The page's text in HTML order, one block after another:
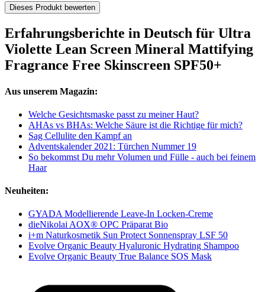
Dieses Produkt bewerten
Erfahrungsberichte in Deutsch für Ultra
Violette Lean Screen Mineral Mattifying
Fragrance Free Skinscreen SPF50+
Aus unserem Magazin:
Welche Gesichtsmaske passt zu meiner Haut?
AHAs vs BHAs: Welche Säure ist die Richtige für mich?
Sag Cellulite den Kampf an
Adventskalender 2021: Türchen Nummer 19
So bekommst Du mehr Volumen und Fülle - auch bei feinem
Haar
Neuheiten:
GYADA Modellierende Leave-In Locken-Creme
dieNikolai AOX® OPC Präparat Bio
i+m Naturkosmetik Sun Protect Sonnenspray LSF 50
Evolve Organic Beauty Hyaluronic Hydrating Shampoo
Evolve Organic Beauty True Balance SOS Mask